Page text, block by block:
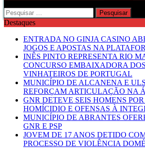
Pesquisar
por:
Destaques
ENTRADA NO GINJA CASINO
JOGOS E APOSTAS NA
INÊS PINTO REPRESENTA RIO
CONCURSO EMBAIXADORA
VINHATEIROS DE PORTUGAL
MUNICÍPIO DE ALCANENA E
REFORÇAM ARTICULAÇÃO NA
GNR DETEVE SEIS HOMENS
HOMÍCIDIO E OFENSAS À
MUNICÍPIO DE ABRANTES
GNR E PSP
JOVEM DE 17 ANOS DETIDO
PROCESSO DE VIOLÊNCIA